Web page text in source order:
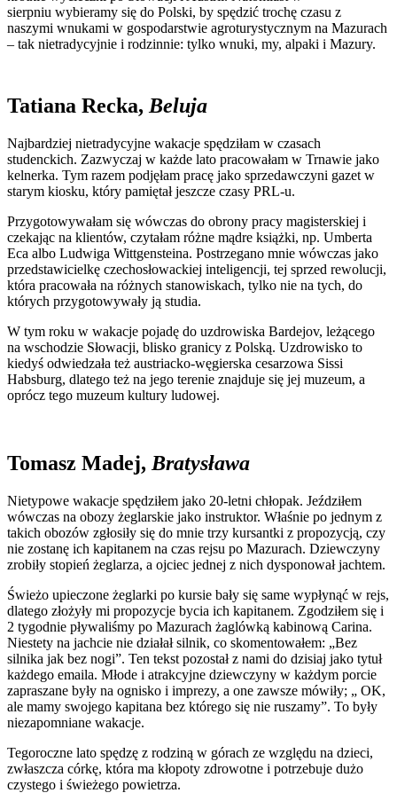
sierpniu wybieramy się do Polski, by spędzić trochę czasu z
naszymi wnukami w gospodarstwie agroturystycznym na Mazurach
– tak nietradycyjnie i rodzinnie: tylko wnuki, my, alpaki i Mazury.
Tatiana Recka, Beluja
Najbardziej nietradycyjne wakacje spędziłam w czasach
studenckich. Zazwyczaj w każde lato pracowałam w Trnawie jako
kelnerka. Tym razem podjęłam pracę jako sprzedawczyni gazet w
starym kiosku, który pamiętał jeszcze czasy PRL-u.
Przygotowywałam się wówczas do obrony pracy magisterskiej i
czekając na klientów, czytałam różne mądre książki, np. Umberta
Eca albo Ludwiga Wittgensteina. Postrzegano mnie wówczas jako
przedstawicielkę czechosłowackiej inteligencji, tej sprzed rewolucji,
która pracowała na różnych stanowiskach, tylko nie na tych, do
których przygotowywały ją studia.
W tym roku w wakacje pojadę do uzdrowiska Bardejov, leżącego
na wschodzie Słowacji, blisko granicy z Polską. Uzdrowisko to
kiedyś odwiedzała też austriacko-węgierska cesarzowa Sissi
Habsburg, dlatego też na jego terenie znajduje się jej muzeum, a
oprócz tego muzeum kultury ludowej.
Tomasz Madej, Bratysława
Nietypowe wakacje spędziłem jako 20-letni chłopak. Jeździłem
wówczas na obozy żeglarskie jako instruktor. Właśnie po jednym z
takich obozów zgłosiły się do mnie trzy kursantki z propozycją, czy
nie zostanę ich kapitanem na czas rejsu po Mazurach. Dziewczyny
zrobiły stopień żeglarza, a ojciec jednej z nich dysponował jachtem.
Świeżo upieczone żeglarki po kursie bały się same wypłynąć w rejs,
dlatego złożyły mi propozycje bycia ich kapitanem. Zgodziłem się i
2 tygodnie pływaliśmy po Mazurach żaglówką kabinową Carina.
Niestety na jachcie nie działał silnik, co skomentowałem: „Bez
silnika jak bez nogi”. Ten tekst pozostał z nami do dzisiaj jako tytuł
każdego emaila. Młode i atrakcyjne dziewczyny w każdym porcie
zapraszane były na ognisko i imprezy, a one zawsze mówiły; „ OK,
ale mamy swojego kapitana bez którego się nie ruszamy”. To były
niezapomniane wakacje.
Tegoroczne lato spędzę z rodziną w górach ze względu na dzieci,
zwłaszcza córkę, która ma kłopoty zdrowotne i potrzebuje dużo
czystego i świeżego powietrza.